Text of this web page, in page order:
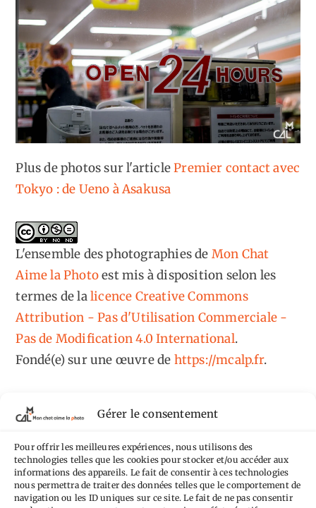
Gérer le consentement
Pour offrir les meilleures expériences, nous utilisons des
technologies telles que les cookies pour stocker et/ou accéder aux
informations des appareils. Le fait de consentir à ces technologies
nous permettra de traiter des données telles que le comportement de
navigation ou les ID uniques sur ce site. Le fait de ne pas consentir
Plus de photos sur l'articlePremier contact avec
Tokyo : de Ueno à Asakusa
L'ensemble des photographiesde Mon Chat
Aime la Photoest mis à disposition selon les
termes de lalicence Creative Commons
Attribution - Pas d'Utilisation Commerciale -
Pas de Modification 4.0 International.
Fondé(e) sur une œuvre de https://mcalp.fr.
Tags
AilleursAimez-vous bordelAllemagne Andorre